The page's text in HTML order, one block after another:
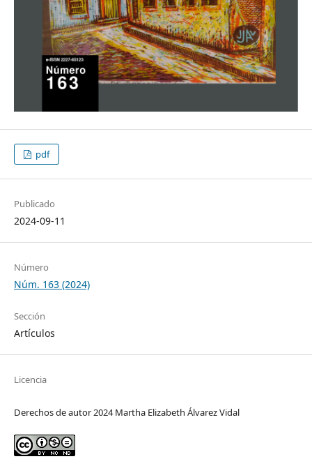
pdf
Publicado
2024-09-11
Número
Núm. 163 (2024)
Sección
Artículos
Licencia
Derechos de autor 2024 Martha Elizabeth Álvarez Vidal